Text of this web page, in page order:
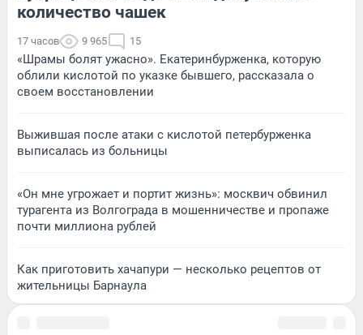
количество чашек
17 часов 9 965 15
«Шрамы болят ужасно». Екатеринбурженка, которую
облили кислотой по указке бывшего, рассказала о
своем восстановлении
Выжившая после атаки с кислотой петербурженка
выписалась из больницы
«Он мне угрожает и портит жизнь»: москвич обвинил
турагента из Волгограда в мошенничестве и пропаже
почти миллиона рублей
Как приготовить хачапури — несколько рецептов от
жительницы Барнаула